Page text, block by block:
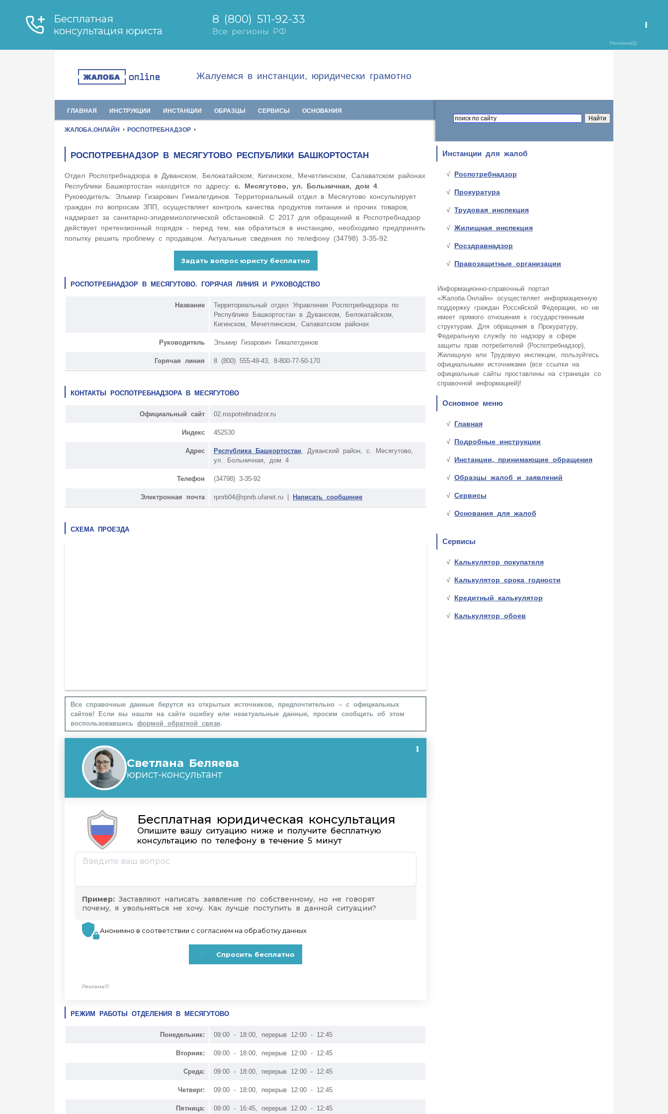
Жалуемся в инстанции, юридически грамотно
ГЛАВНАЯ ИНСТРУКЦИИ ИНСТАНЦИИ ОБРАЗЦЫ СЕРВИСЫ ОСНОВАНИЯ
ЖАЛОБА.ОНЛАЙН РОСПОТРЕБНАДЗОР
РОСПОТРЕБНАДЗОР В МЕСЯГУТОВО РЕСПУБЛИКИ БАШКОРТОСТАН
Отдел Роспотребнадзора в Дуванском, Белокатайском, Кигинском, Мечетлинском, Салаватском районах
Республики Башкортостан находится по адресу: с. Месягутово, ул. Больничная, дом 4
Руководитель: Эльмир Гизарович Гималетдинов. Территориальный отдел в Месягутово консультирует
граждан по вопросам ЗПП, осуществляет контроль качества продуктов питания и прочих товаров,
надзирает за санитарно-эпидемиологической обстановкой. С 2017 для обращений в Роспотребнадзор
действует претензионный порядок - перед тем, как обратиться в инстанцию, необходимо предпринять
попытку решить проблему с продавцом. Актуальные сведения по телефону (34798) 3-35-92.
РОСПОТРЕБНАДЗОР В МЕСЯГУТОВО. ГОРЯЧАЯ ЛИНИЯ И РУКОВОДСТВО
Название
Территориальный отдел Управления Роспотребнадзора по
Республике Башкортостан в Дуванском, Белокатайском,
Кигинском, Мечетлинском, Салаватском районах
Руководитель Эльмир Гизарович Гималетдинов
Горячая линия 8 (800) 555-49-43, 8-800-77-50-170
КОНТАКТЫ РОСПОТРЕБНАДЗОРА В МЕСЯГУТОВО
Официальный сайт 02.rospotrebnadzor.ru
Индекс 452530
Адрес Республика Башкортостан , Дуванский район, с. Месягутово,
ул. Больничная, дом 4
Телефон (34798) 3-35-92
Электронная почта rpnrb04@rpnrb.ufanet.ru | Написать сообщение
СХЕМА ПРОЕЗДА
Все справочные данные берутся из открытых источников, предпочтительно – с официальных
сайтов! Если вы нашли на сайте ошибку или неактуальные данные, просим сообщить об этом
воспользовавшись формой обратной связи.
РЕЖИМ РАБОТЫ ОТДЕЛЕНИЯ В МЕСЯГУТОВО
Понедельник: 09:00 - 18:00, перерыв 12:00 - 12:45
Вторник: 09:00 - 18:00, перерыв 12:00 - 12:45
Среда: 09:00 - 18:00, перерыв 12:00 - 12:45
Четверг: 09:00 - 18:00, перерыв 12:00 - 12:45
Пятница: 09:00 - 16:45, перерыв 12:00 - 12:45
Инстанции для жалоб
Роспотребнадзор
Прокуратура
Трудовая инспекция
Жилищная инспекция
Росздравнадзор
Правозащитные организации
Информационно-справочный портал
«Жалоба.Онлайн» осуществляет информационную
поддержку граждан Российской Федерации, но не
имеет прямого отношения к государственным
структурам. Для обращения в Прокуратуру,
Федеральную службу по надзору в сфере
защиты прав потребителей (Роспотребнадзор),
Жилищную или Трудовую инспекции, пользуйтесь
официальными источниками (все ссылки на
официальные сайты проставлены на страницах со
справочной информацией)!
Основное меню
Главная
Подробные инструкции
Инстанции, принимающие обращения
Образцы жалоб и заявлений
Сервисы
Основания для жалоб
Сервисы
Калькулятор покупателя
Калькулятор срока годности
Кредитный калькулятор
Калькулятор обоев